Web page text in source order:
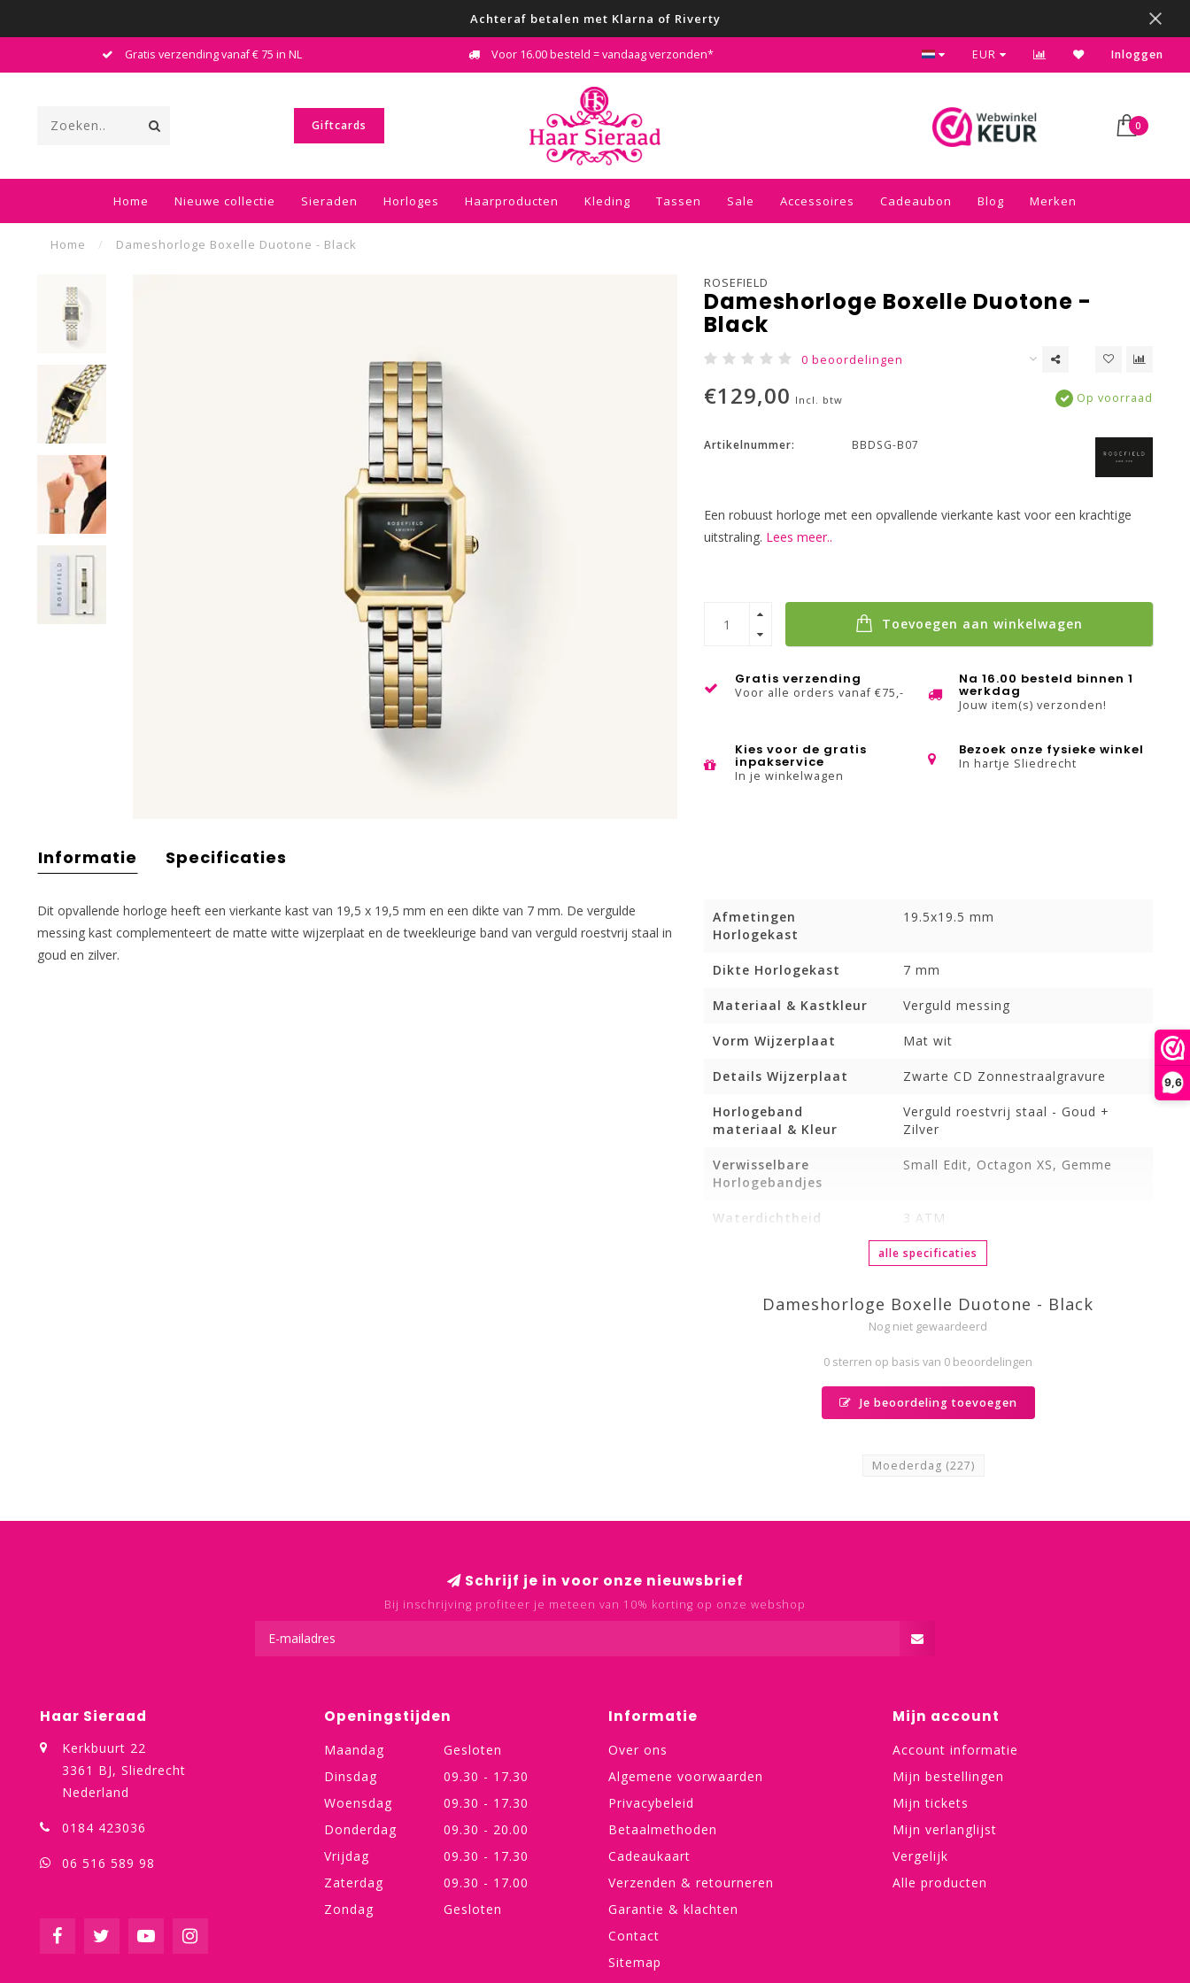
9,6
Achteraf betalen met Klarna of Riverty
Gratis verzending vanaf € 75 in NL Voor 16.00 besteld = vandaag verzonden* Kies voor de gratis inpakservice in je winkelwagen
EUR Inloggen
Giftcards 0
Home Nieuwe collectie Sieraden Horloges Haarproducten Kleding Tassen Sale Accessoires Cadeaubon Blog Merken
Home / Dameshorloge Boxelle Duotone - Black
ROSEFIELD
Dameshorloge Boxelle Duotone -
Black
0 beoordelingen
€129,00 Incl. btw Op voorraad
Artikelnummer: BBDSG-B07
Een robuust horloge met een opvallende vierkante kast voor een krachtige
uitstraling. Lees meer..
Toevoegen aan winkelwagen
Gratis verzending
Voor alle orders vanaf €75,-
Na 16.00 besteld binnen 1
werkdag
Jouw item(s) verzonden!
Kies voor de gratis
inpakservice
In je winkelwagen
Bezoek onze fysieke winkel
In hartje Sliedrecht
Informatie Specificaties
Dit opvallende horloge heeft een vierkante kast van 19,5 x 19,5 mm en een dikte van 7 mm. De vergulde
messing kast complementeert de matte witte wijzerplaat en de tweekleurige band van verguld roestvrij staal in
goud en zilver.
Afmetingen
Horlogekast
19.5x19.5 mm
Dikte Horlogekast 7 mm
Materiaal & Kastkleur Verguld messing
Vorm Wijzerplaat Mat wit
Details Wijzerplaat Zwarte CD Zonnestraalgravure
Horlogeband
materiaal & Kleur
Verguld roestvrij staal - Goud +
Zilver
Verwisselbare
Horlogebandjes
Small Edit, Octagon XS, Gemme
Waterdichtheid 3 ATM
alle specificaties
Dameshorloge Boxelle Duotone - Black
Nog niet gewaardeerd
0 sterren op basis van 0 beoordelingen
Je beoordeling toevoegen
Moederdag (227)
Schrijf je in voor onze nieuwsbrief
Bij inschrijving profiteer je meteen van 10% korting op onze webshop
Haar Sieraad
Kerkbuurt 22
3361 BJ, Sliedrecht
Nederland
0184 423036
06 516 589 98
Openingstijden
Maandag
Gesloten
Dinsdag
09.30 - 17.30
Woensdag
09.30 - 17.30
Donderdag
09.30 - 20.00
Vrijdag
09.30 - 17.30
Zaterdag
09.30 - 17.00
Zondag
Gesloten
Informatie
Over ons
Algemene voorwaarden
Privacybeleid
Betaalmethoden
Cadeaukaart
Verzenden & retourneren
Garantie & klachten
Contact
Sitemap
Mijn account
Account informatie
Mijn bestellingen
Mijn tickets
Mijn verlanglijst
Vergelijk
Alle producten